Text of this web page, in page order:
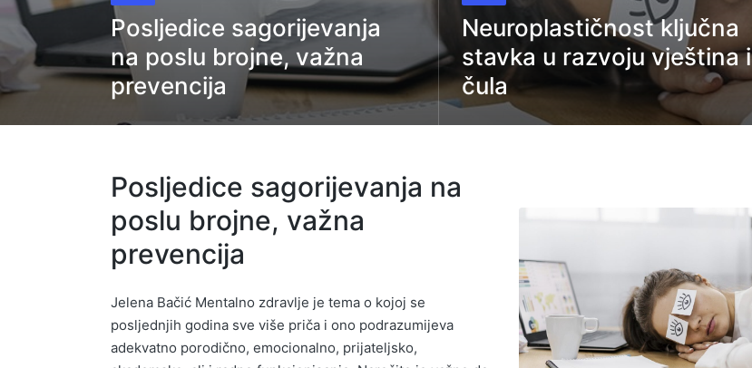
in
Posljedice sagorijevanja
na poslu brojne, važna
prevencija
in
Neuroplastičnost ključna
stavka u razvoju vještina i
čula
Posljedice sagorijevanja na
poslu brojne, važna
prevencija
Jelena Bačić Mentalno zdravlje je tema o kojoj se
posljednjih godina sve više priča i ono podrazumijeva
adekvatno porodično, emocionalno, prijateljsko,